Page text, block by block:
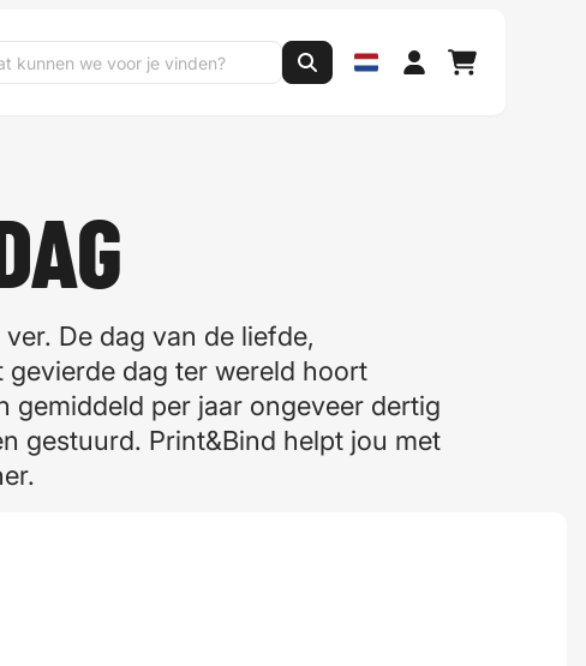
De dag van de liefde,
gevierde dag ter wereld hoort
gemiddeld per jaar ongeveer dertig
gestuurd. Print&Bind helpt jou met